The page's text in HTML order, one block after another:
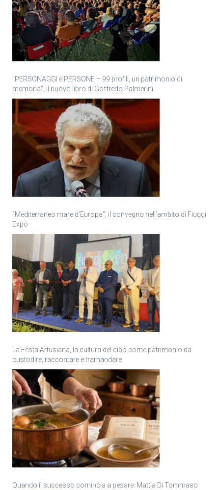
“PERSONAGGI e PERSONE – 99 profili, un patrimonio di
memoria”, il nuovo libro di Goffredo Palmerini
“Mediterraneo mare d’Europa”, il convegno nell’ambito di Fiuggi
Expo
La Festa Artusiana, la cultura del cibo come patrimonio da
custodire, raccontare e tramandare
Quando il successo comincia a pesare: Mattia Di Tommaso